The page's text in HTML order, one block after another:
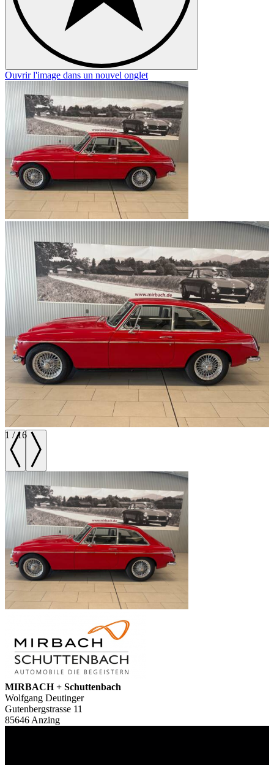
Ouvrir l'image dans un nouvel onglet
1 /16
MIRBACH + Schuttenbach
Wolfgang Deutinger
Gutenbergstrasse 11
85646 Anzing